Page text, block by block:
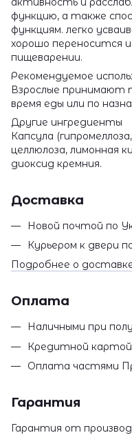
функцию, а также
функциям. легко
хорошо переносится
пищеварении.
Рекомендуемое
Взрослые принимают
время еды или по
Другие ингредиенты
Капсула
целлюлоза, лимонная
диоксид кремния.
Доставка
Новой почтой по
Курьером к двери
Подробнее о
Оплата
Наличными при
Кредитной картой
Оплата частями
Гарантия
Гарантия от